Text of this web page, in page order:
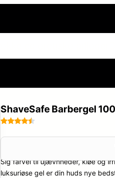
ShaveSafe Barbergel
som
baseret
på
Sig farvel til ujævnheder, kløe og
luksuriøse gel er din huds nye